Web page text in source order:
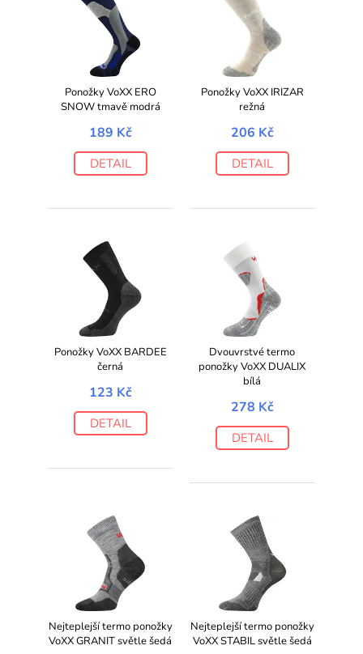
Ponožky VoXX ERO
SNOW tmavě modrá
189 Kč
DETAIL
Ponožky VoXX IRIZAR
režná
206 Kč
DETAIL
Ponožky VoXX BARDEE
černá
123 Kč
DETAIL
Dvouvrstvé termo
ponožky VoXX DUALIX
bílá
278 Kč
DETAIL
Nejteplejší termo ponožky
VoXX GRANIT světle šedá
Nejteplejší termo ponožky
VoXX STABIL světle šedá